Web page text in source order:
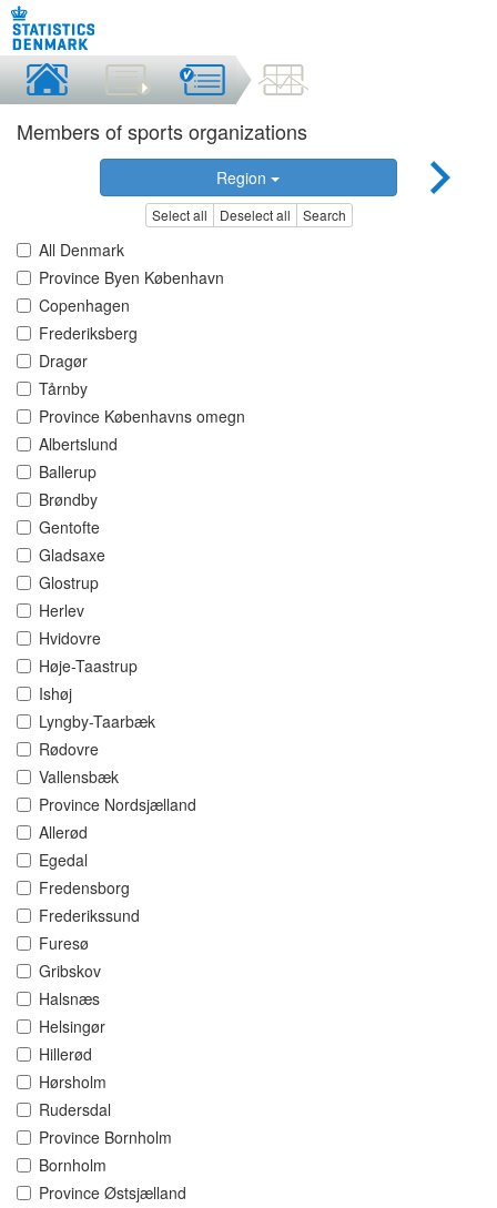
Members of sports organizations
Region
Select all Deselect all Search
All Denmark
Province Byen København
Copenhagen
Frederiksberg
Dragør
Tårnby
Province Københavns omegn
Albertslund
Ballerup
Brøndby
Gentofte
Gladsaxe
Glostrup
Herlev
Hvidovre
Høje-Taastrup
Ishøj
Lyngby-Taarbæk
Rødovre
Vallensbæk
Province Nordsjælland
Allerød
Egedal
Fredensborg
Frederikssund
Furesø
Gribskov
Halsnæs
Helsingør
Hillerød
Hørsholm
Rudersdal
Province Bornholm
Bornholm
Province Østsjælland